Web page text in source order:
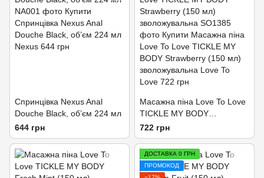
Спринцівка Nexus Anal
Douche Black, об’єм 224 мл
644 грн
Масажна піна Love To Love
TICKLE MY BODY
Strawberry (150 мл)
зволожувальна
722 грн
ДОСТАВКА 0 ГРН
ПРОМОКОД